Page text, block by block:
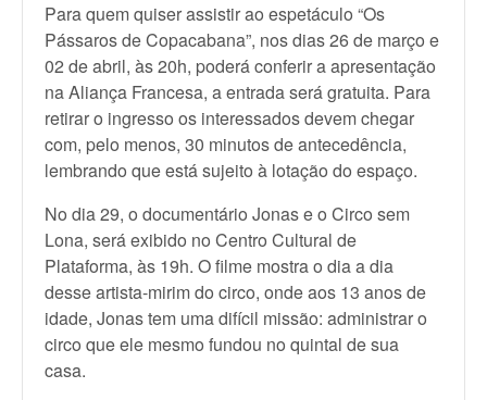
Para quem quiser assistir ao espetáculo “Os
Pássaros de Copacabana”, nos dias 26 de março e
02 de abril, às 20h, poderá conferir a apresentação
na Aliança Francesa, a entrada será gratuita. Para
retirar o ingresso os interessados devem chegar
com, pelo menos, 30 minutos de antecedência,
lembrando que está sujeito à lotação do espaço.
No dia 29, o documentário Jonas e o Circo sem
Lona, será exibido no Centro Cultural de
Plataforma, às 19h. O filme mostra o dia a dia
desse artista-mirim do circo, onde aos 13 anos de
idade, Jonas tem uma difícil missão: administrar o
circo que ele mesmo fundou no quintal de sua
casa.